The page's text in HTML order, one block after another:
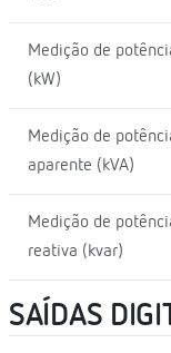
Medição de
(kW)
Medição de
aparente (kVA)
Medição de
reativa (kvar)
SAÍDAS